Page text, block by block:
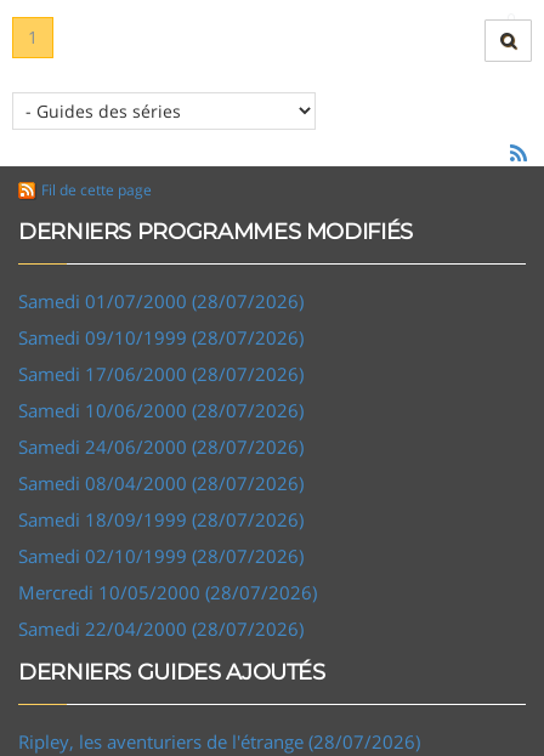
1
Fil de cette page
DERNIERS PROGRAMMES MODIFIÉS
Samedi 01/07/2000 (28/07/2026)
Samedi 09/10/1999 (28/07/2026)
Samedi 17/06/2000 (28/07/2026)
Samedi 10/06/2000 (28/07/2026)
Samedi 24/06/2000 (28/07/2026)
Samedi 08/04/2000 (28/07/2026)
Samedi 18/09/1999 (28/07/2026)
Samedi 02/10/1999 (28/07/2026)
Mercredi 10/05/2000 (28/07/2026)
Samedi 22/04/2000 (28/07/2026)
DERNIERS GUIDES AJOUTÉS
Ripley, les aventuriers de l'étrange (28/07/2026)